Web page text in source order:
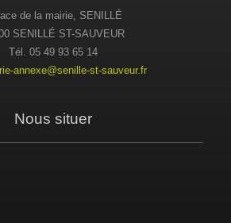
de la mairie, SENILLÉ
SENILLÉ ST-SAUVEUR
Tél. 05 49 93 65 14
annexe@senille-st-sauveur.fr
Nous situer